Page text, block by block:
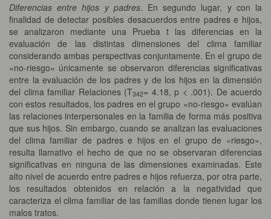
Diferencias entre hijos y padres. En segundo lugar, y con la
finalidad de detectar posibles desacuerdos entre padres e hijos,
se analizaron mediante una Prueba t las diferencias en la
evaluación de las distintas dimensiones del clima familiar
considerando ambas perspectivas conjuntamente. En el grupo de
«no-riesgo» únicamente se observaron diferencias significativas
entre la evaluación de los padres y de los hijos en la dimensión
del clima familiar Relaciones (T342= 4.18, p < .001). De acuerdo
con estos resultados, los padres en el grupo «no-riesgo» evalúan
las relaciones interpersonales en la familia de forma más positiva
que sus hijos. Sin embargo, cuando se analizan las evaluaciones
del clima familiar de padres e hijos en el grupo de «riesgo»,
resulta llamativo el hecho de que no se observaran diferencias
significativas en ninguna de las dimensiones examinadas. Este
alto nivel de acuerdo entre padres e hijos refuerza, por otra parte,
los resultados obtenidos en relación a la negatividad que
caracteriza el clima familiar de las familias donde tienen lugar los
malos tratos.